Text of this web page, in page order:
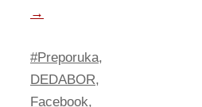
→
#Preporuka,
DEDABOR,
Facebook,